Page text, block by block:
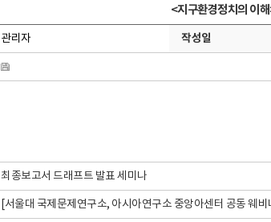
<지구환경정치의 이
관리자 작성일
최종보고서 드래프트 발표 세미나
[서울대 국제문제연구소, 아시아연구소 중앙아센터 공동 웨비